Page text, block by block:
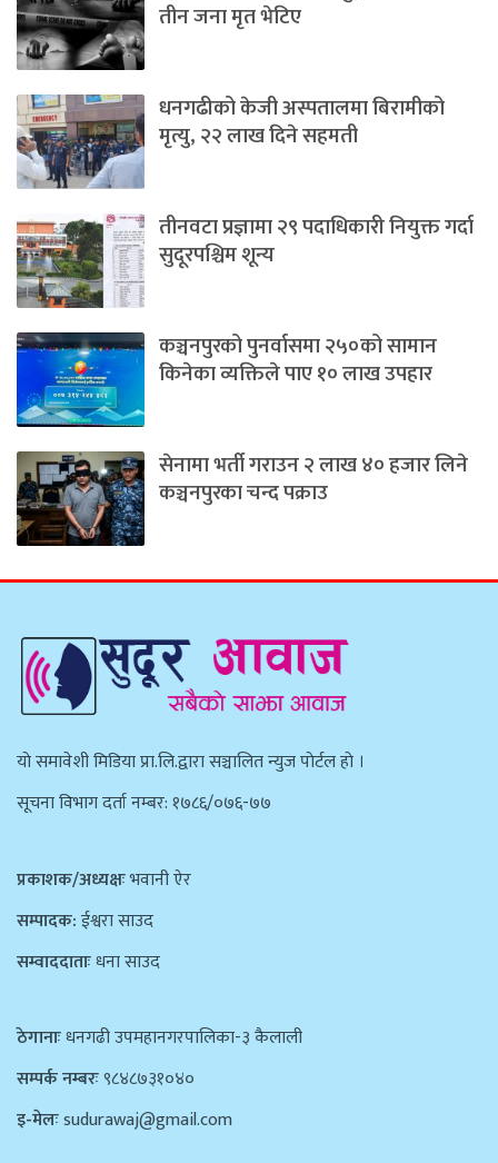
तीन जना मृत भेटिए
धनगढीको केजी अस्पतालमा बिरामीको
मृत्यु, २२ लाख दिने सहमती
तीनवटा प्रज्ञामा २९ पदाधिकारी नियुक्त गर्दा
सुदूरपश्चिम शून्य
कञ्चनपुरको पुनर्वासमा २५०को सामान
किनेका व्यक्तिले पाए १० लाख उपहार
सेनामा भर्ती गराउन २ लाख ४० हजार लिने
कञ्चनपुरका चन्द पक्राउ
याे समावेशी मिडिया प्रा.लि.द्वारा सञ्चालित न्युज पाेर्टल हाे ।
सूचना विभाग दर्ता नम्बर: १७८६/०७६-७७
प्रकाशक/अध्यक्षःभवानी ऐर
सम्पादक:ईश्वरा साउद
सम्वाददाताःधना साउद
ठेगानाःधनगढी उपमहानगरपालिका-३ कैलाली
सम्पर्क नम्बरः९८४८७३१०४०
इ-मेलःsudurawaj@gmail.com